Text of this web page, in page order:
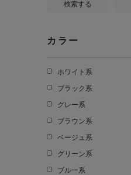
検索する
カラー
ホワイト系
ブラック系
グレー系
ブラウン系
ベージュ系
グリーン系
ブルー系